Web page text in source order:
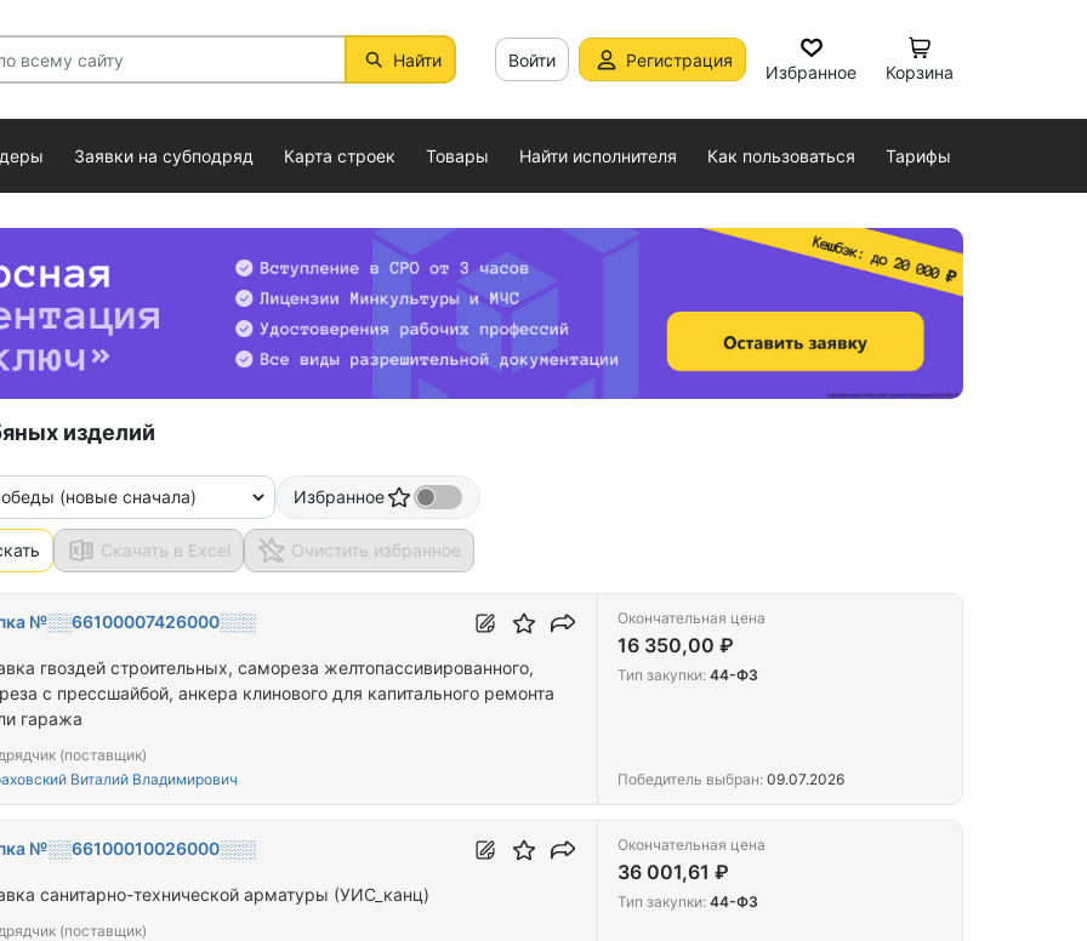
Найти Войти Регистрация
Избранное Корзина
Заявки на субподряд Карта строек Товары Найти исполнителя Как пользоваться Тарифы
изделий
(новые сначала) Избранное
Скачать в Excel Очистить избранное
№░░66100007426000░░░
гвоздей строительных, самореза желтопассивированного,
с прессшайбой, анкера клинового для капитального ремонта
гаража
(поставщик)
Виталий Владимирович
Окончательная цена
16 350,00 ₽
Тип закупки: 44-ФЗ
Победитель выбран: 09.07.2026
№░░66100010026000░░░
санитарно-технической арматуры (УИС_канц)
(поставщик)
Окончательная цена
36 001,61 ₽
Тип закупки: 44-ФЗ